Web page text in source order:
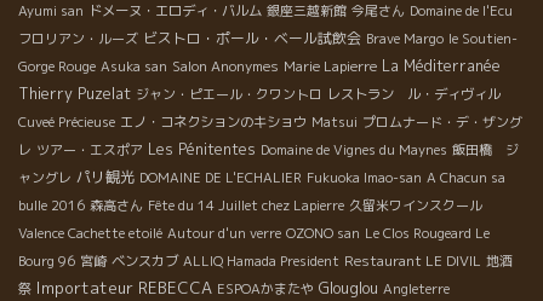
Ayumi san ドメーヌ・エロディ・バルム 銀座三越新館 今尾さん Domaine de l'Ecu
フロリアン・ルーズ ビストロ・ポール・ベール試飲会 Brave Margo le Soutien-
Gorge Rouge Asuka san Salon Anonymes Marie Lapierre La Méditerranée
Thierry Puzelat ジャン・ピエール・クワントロ レストラン ル・ディヴィル
Cuveé Précieuse エノ・コネクションのキショウ Matsui プロムナード・デ・ザング
レ ツアー・エスポア Les Pénitentes Domaine de Vignes du Maynes 飯田橋 ジ
ャングレ パリ観光 DOMAINE DE L'ECHALIER Fukuoka Imao-san A Chacun sa
bulle 2016 森高さん Fête du 14 Juillet chez Lapierre 久留米ワインスクール
Valence Cachette etoilé Autour d'un verre OZONO san Le Clos Rougeard Le
Bourg 96 宮崎 ベンスカブ ALLIQ Hamada President Restaurant LE DIVIL 地酒
祭 Importateur REBECCA ESPOAかまたや Glouglou Angleterre